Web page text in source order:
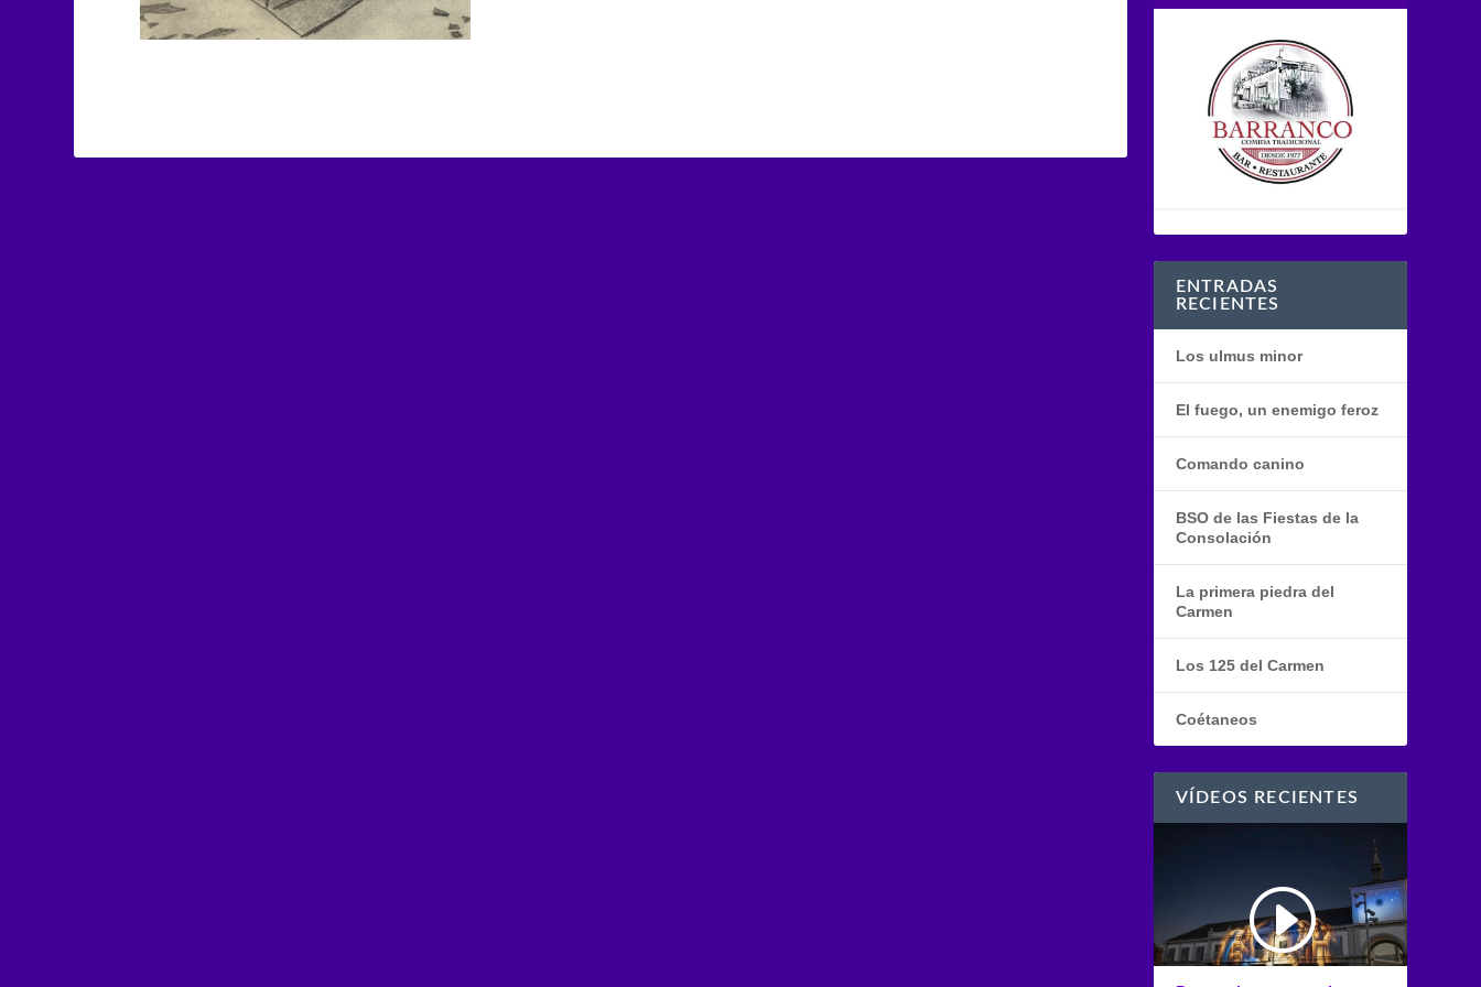
ENTRADAS
RECIENTES
Los ulmus minor
El fuego, un enemigo feroz
Comando canino
BSO de las Fiestas de la
Consolación
La primera piedra del
Carmen
Los 125 del Carmen
Coétaneos
VÍDEOS RECIENTES